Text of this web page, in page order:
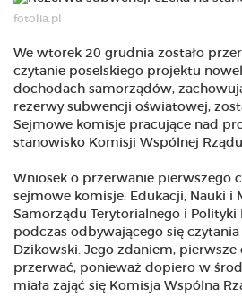
fotolia.pl
We wtorek 20 grudnia zostało
czytanie poselskiego projektu
dochodach samorządów,
rezerwy subwencji oświatowej,
Sejmowe komisje pracujące nad
stanowisko Komisji Wspólnej
Wniosek o przerwanie pierwszego
sejmowe komisje: Edukacji, Nauki i
Samorządu Terytorialnego i Polityki
podczas odbywającego się czytania
Dzikowski. Jego zdaniem, pierwsze
przerwać, ponieważ dopiero w
miała zająć się Komisja Wspólna